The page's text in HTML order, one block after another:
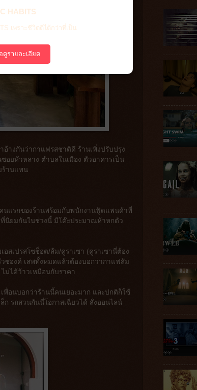
อ้างกันว่ากาแฟรสชาติดี ร้านเพิ่งปรับปรุง
อยหัวหลาง ตำบลในเมือง ตัวอาคารเป็น
ร้านแทน
คนแรกของร้านพร้อมกับพนักงานฟู้ดแพนด้าที่
ที่นิยมกันในช่วงนี้ มีโต๊ะประมาณห้าหกตัว
สเปรสโซช็อต/ส้ม/คูราเซา (คูราเซานี่ต้อง
ซองค์ เสพทั้งหมดแล้วต้องบอกว่ากาแฟส้ม
ม่ได้ว้าวเหมือนกับราคา
พื่อนบอกว่าร้านนี้คนเยอะมาก และปกติก็ใช้
รถสวนกันนี่โอกาสเฉี่ยวได้ สั่งออนไลน์
HABITS
เพราะชีวิตดีได้กว่าที่เป็น
ดูรายละเอียด